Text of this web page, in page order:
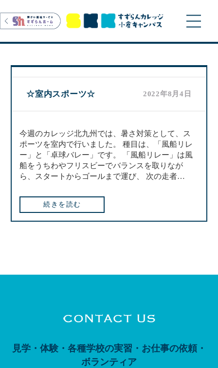
☆室内スポーツ☆ 2022年8月4日
今週のカレッジ北九州では、暑さ対策として、ス
ポーツを室内で行いました。 種目は、「風船リレ
ー」と「卓球バレー」です。 「風船リレー」は風
船をうちわやフリスビーでバランスを取りなが
ら、スタートからゴールまで運び、 次の走者…
続きを読む
見学・体験・各種学校の実習・お仕事の依頼・
ボランティア